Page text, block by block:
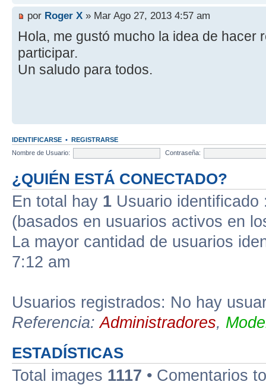
por Roger X » Mar Ago 27, 2013 4:57 am
Hola, me gustó mucho la idea de hacer
participar.
Un saludo para todos.
IDENTIFICARSE • REGISTRARSE
Nombre de Usuario:
Contraseña:
¿QUIÉN ESTÁ CONECTADO?
En total hay 1 Usuario
(basados en usuarios activos en
La mayor cantidad de usuarios
7:12 am
Usuarios registrados: No hay
Referencia:Administradores,
ESTADÍSTICAS
Total images 1117 • Comentarios